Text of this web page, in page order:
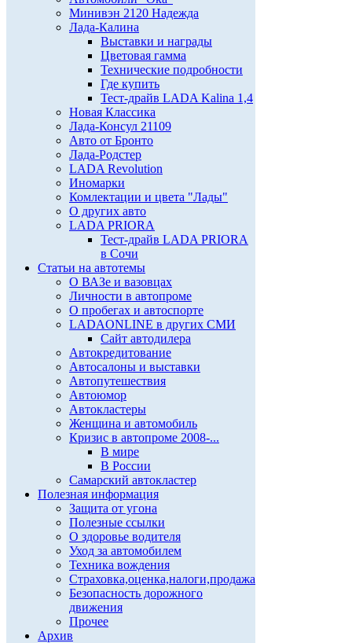
Минивэн 2120 Надежда
Лада-Калина
Выставки и награды
Цветовая гамма
Технические подробности
Где купить
Тест-драйв LADA Kalina 1,4
Новая Классика
Лада-Консул 21109
Авто от Бронто
Лада-Родстер
LADA Revolution
Иномарки
Комлектации и цвета "Лады"
О других авто
LADA PRIORA
Тест-драйв LADA PRIORA
в Сочи
Статьи на автотемы
О ВАЗе и вазовцах
Личности в автопроме
О пробегах и автоспорте
LADAONLINE в других СМИ
Сайт автодилера
Автокредитование
Автосалоны и выставки
Автопутешествия
Автоюмор
Автокластеры
Женщина и автомобиль
Кризис в автопроме 2008-...
В мире
В России
Самарский автокластер
Полезная информация
Защита от угона
Полезные ссылки
О здоровье водителя
Уход за автомобилем
Техника вождения
Страховка,оценка,налоги,продажа
Безопасность дорожного
движения
Прочее
Архив